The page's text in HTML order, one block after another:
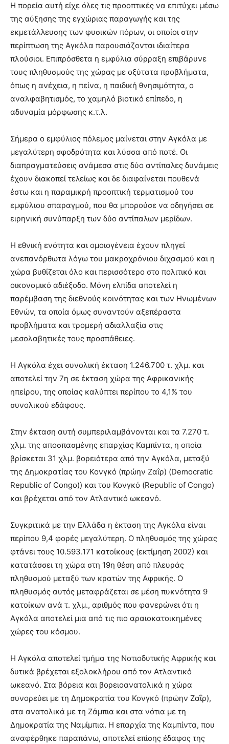
Η πορεία αυτή είχε όλες τις προοπτικές να επιτύχει μέσω
της αύξησης της εγχώριας παραγωγής και της
εκμετάλλευσης των φυσικών πόρων, οι οποίοι στην
περίπτωση της Αγκόλα παρουσιάζονται ιδιαίτερα
πλούσιοι. Επιπρόσθετα η εμφύλια σύρραξη επιβάρυνε
τους πληθυσμούς της χώρας με οξύτατα προβλήματα,
όπως η ανέχεια, η πείνα, η παιδική θνησιμότητα, ο
αναλφαβητισμός, το χαμηλό βιοτικό επίπεδο, η
αδυναμία μόρφωσης κ.τ.λ.
Σήμερα ο εμφύλιος πόλεμος μαίνεται στην Αγκόλα με
μεγαλύτερη σφοδρότητα και λύσσα από ποτέ. Οι
διαπραγματεύσεις ανάμεσα στις δύο αντίπαλες δυνάμεις
έχουν διακοπεί τελείως και δε διαφαίνεται πουθενά
έστω και η παραμικρή προοπτική τερματισμού του
εμφύλιου σπαραγμού, που θα μπορούσε να οδηγήσει σε
ειρηνική συνύπαρξη των δύο αντίπαλων μερίδων.
Η εθνική ενότητα και ομοιογένεια έχουν πληγεί
ανεπανόρθωτα λόγω του μακροχρόνιου διχασμού και η
χώρα βυθίζεται όλο και περισσότερο στο πολιτικό και
οικονομικό αδιέξοδο. Μόνη ελπίδα αποτελεί η
παρέμβαση της διεθνούς κοινότητας και των Ηνωμένων
Εθνών, τα οποία όμως συναντούν αξεπέραστα
προβλήματα και τρομερή αδιαλλαξία στις
μεσολαβητικές τους προσπάθειες.
Η Αγκόλα έχει συνολική έκταση 1.246.700 τ. χλμ. και
αποτελεί την 7η σε έκταση χώρα της Αφρικανικής
ηπείρου, της οποίας καλύπτει περίπου το 4,1% του
συνολικού εδάφους.
Στην έκταση αυτή συμπεριλαμβάνονται και τα 7.270 τ.
χλμ. της αποσπασμένης επαρχίας Καμπίντα, η οποία
βρίσκεται 31 χλμ. βορειότερα από την Αγκόλα, μεταξύ
της Δημοκρατίας του Κονγκό (πρώην Ζαΐρ) (Democratic
Republic of Congo)) και του Κονγκό (Republic of Congo)
και βρέχεται από τον Ατλαντικό ωκεανό.
Συγκριτικά με την Ελλάδα η έκταση της Αγκόλα είναι
περίπου 9,4 φορές μεγαλύτερη. Ο πληθυσμός της χώρας
φτάνει τους 10.593.171 κατοίκους (εκτίμηση 2002) και
κατατάσσει τη χώρα στη 19η θέση από πλευράς
πληθυσμού μεταξύ των κρατών της Αφρικής. Ο
πληθυσμός αυτός μεταφράζεται σε μέση πυκνότητα 9
κατοίκων ανά τ. χλμ., αριθμός που φανερώνει ότι η
Αγκόλα αποτελεί μια από τις πιο αραιοκατοικημένες
χώρες του κόσμου.
Η Αγκόλα αποτελεί τμήμα της Νοτιοδυτικής Αφρικής και
δυτικά βρέχεται εξολοκλήρου από τον Ατλαντικό
ωκεανό. Στα βόρεια και βορειοανατολικά η χώρα
συνορεύει με τη Δημοκρατία του Κονγκό (πρώην Ζαΐρ),
στα ανατολικά με τη Ζάμπια και στα νότια με τη
Δημοκρατία της Ναμίμπια. Η επαρχία της Καμπίντα, που
αναφέρθηκε παραπάνω, αποτελεί επίσης έδαφος της